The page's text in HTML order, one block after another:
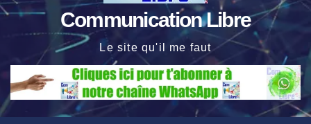
Communication Libre
Le site qu'il me faut